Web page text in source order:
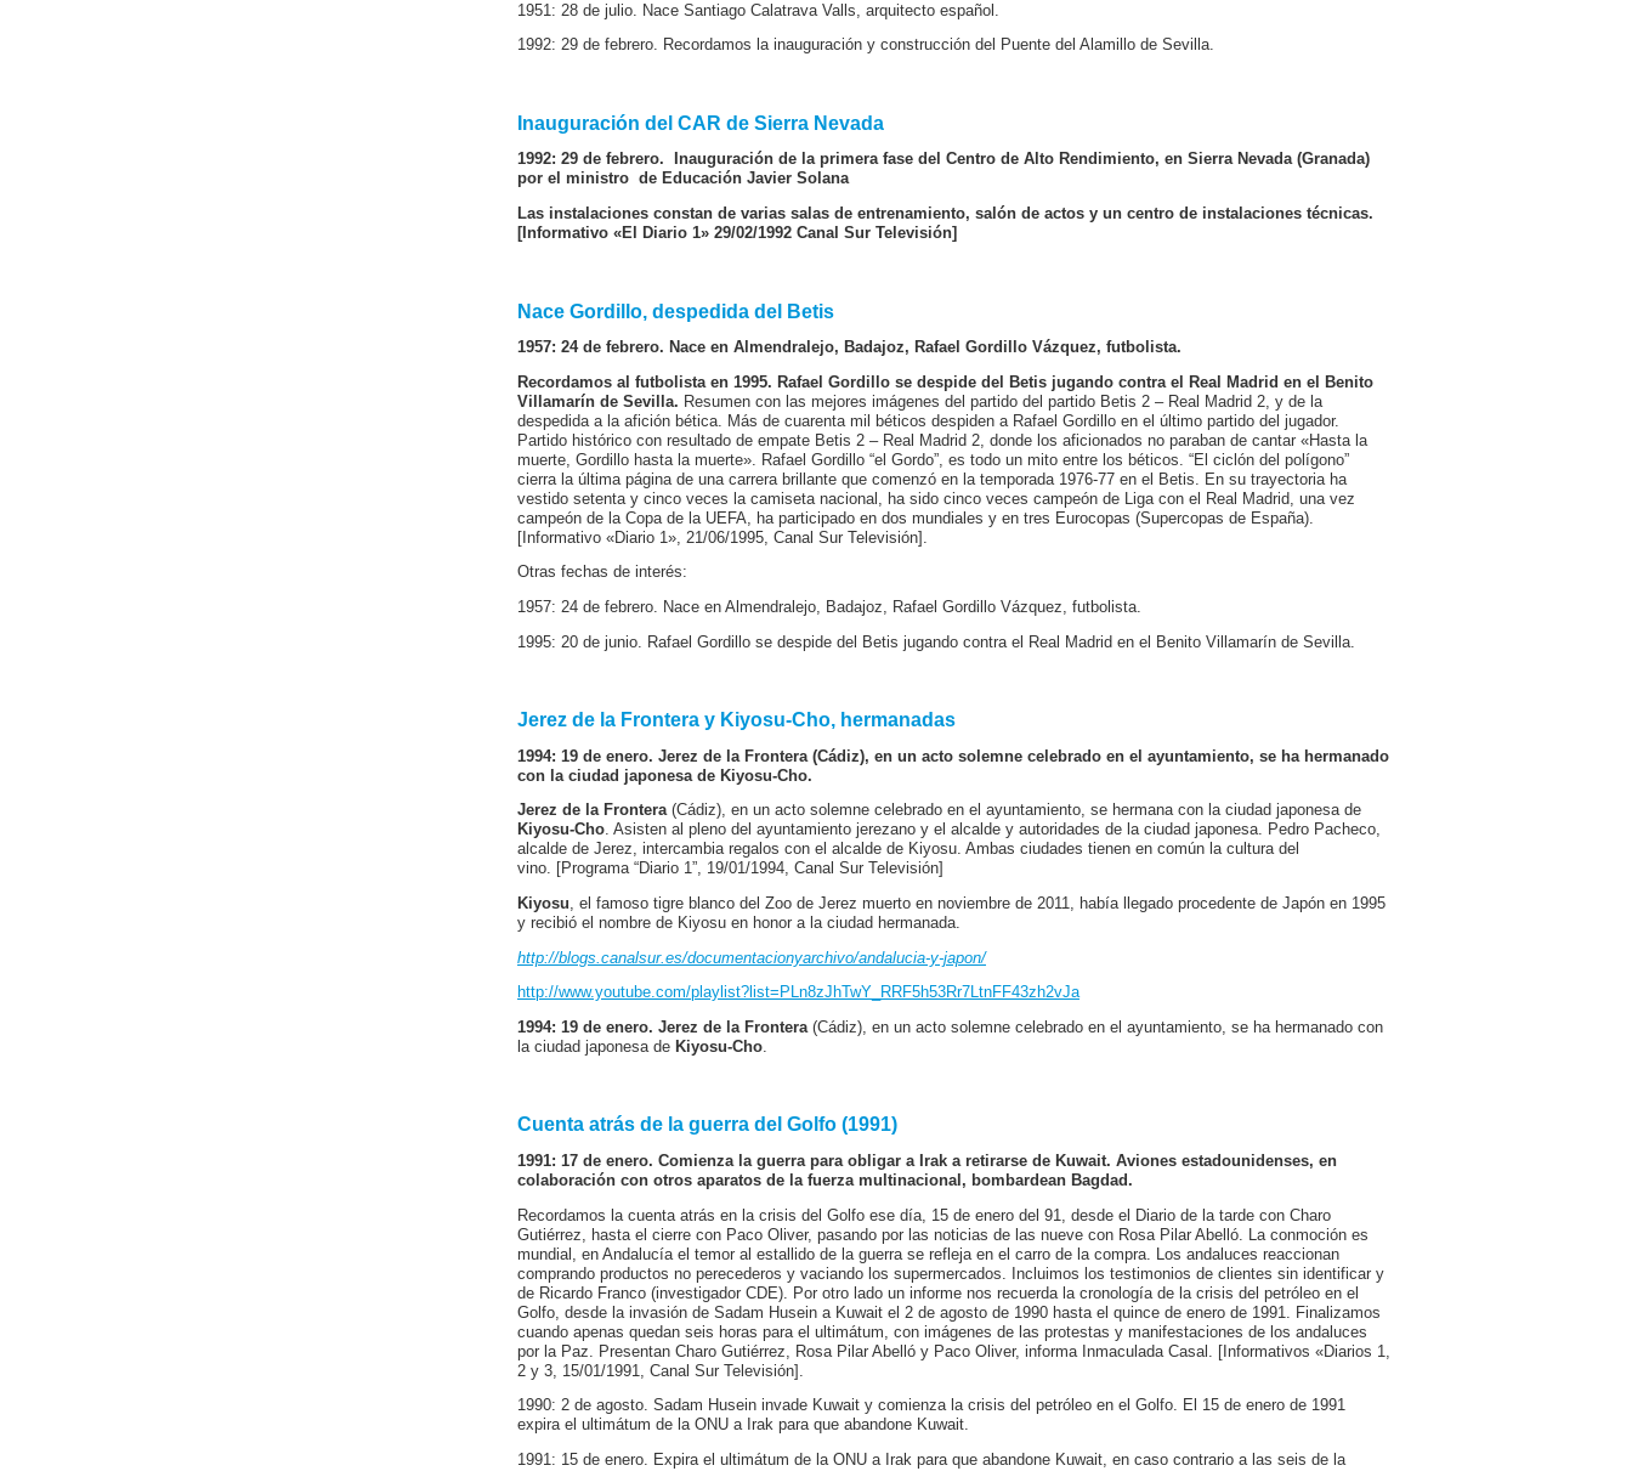
1951: 28 de julio. Nace Santiago Calatrava Valls, arquitecto español.
1992: 29 de febrero. Recordamos la inauguración y construcción del Puente del Alamillo de Sevilla.
Inauguración del CAR de Sierra Nevada
1992: 29 de febrero. Inauguración de la primera fase del Centro de Alto Rendimiento, en Sierra Nevada (Granada)
por el ministro de Educación Javier Solana
Las instalaciones constan de varias salas de entrenamiento, salón de actos y un centro de instalaciones técnicas.
[Informativo «El Diario 1» 29/02/1992 Canal Sur Televisión]
Nace Gordillo, despedida del Betis
1957: 24 de febrero. Nace en Almendralejo, Badajoz, Rafael Gordillo Vázquez, futbolista.
Recordamos al futbolista en 1995. Rafael Gordillo se despide del Betis jugando contra el Real Madrid en el Benito
Villamarín de Sevilla. Resumen con las mejores imágenes del partido del partido Betis 2 – Real Madrid 2, y de la
despedida a la afición bética. Más de cuarenta mil béticos despiden a Rafael Gordillo en el último partido del jugador.
Partido histórico con resultado de empate Betis 2 – Real Madrid 2, donde los aficionados no paraban de cantar «Hasta la
muerte, Gordillo hasta la muerte». Rafael Gordillo “el Gordo”, es todo un mito entre los béticos. “El ciclón del polígono”
cierra la última página de una carrera brillante que comenzó en la temporada 1976-77 en el Betis. En su trayectoria ha
vestido setenta y cinco veces la camiseta nacional, ha sido cinco veces campeón de Liga con el Real Madrid, una vez
campeón de la Copa de la UEFA, ha participado en dos mundiales y en tres Eurocopas (Supercopas de España).
[Informativo «Diario 1», 21/06/1995, Canal Sur Televisión].
Otras fechas de interés:
1957: 24 de febrero. Nace en Almendralejo, Badajoz, Rafael Gordillo Vázquez, futbolista.
1995: 20 de junio. Rafael Gordillo se despide del Betis jugando contra el Real Madrid en el Benito Villamarín de Sevilla.
Jerez de la Frontera y Kiyosu-Cho, hermanadas
1994: 19 de enero. Jerez de la Frontera (Cádiz), en un acto solemne celebrado en el ayuntamiento, se ha hermanado
con la ciudad japonesa de Kiyosu-Cho.
Jerez de la Frontera(Cádiz), en un acto solemne celebrado en el ayuntamiento, se hermana con la ciudad japonesa de
Kiyosu-Cho. Asisten al pleno del ayuntamiento jerezano y el alcalde y autoridades de la ciudad japonesa. Pedro Pacheco,
alcalde de Jerez, intercambia regalos con el alcalde de Kiyosu. Ambas ciudades tienen en común la cultura del
vino. [Programa “Diario 1”, 19/01/1994, Canal Sur Televisión]
Kiyosu, el famoso tigre blanco del Zoo de Jerez muerto en noviembre de 2011, había llegado procedente de Japón en 1995
y recibió el nombre de Kiyosu en honor a la ciudad hermanada.
http://blogs.canalsur.es/documentacionyarchivo/andalucia-y-japon/
http://www.youtube.com/playlist?list=PLn8zJhTwY_RRF5h53Rr7LtnFF43zh2vJa
1994: 19 de enero. Jerez de la Frontera (Cádiz), en un acto solemne celebrado en el ayuntamiento, se ha hermanado con
la ciudad japonesa de Kiyosu-Cho
Cuenta atrás de la guerra del Golfo (1991)
1991: 17 de enero. Comienza la guerra para obligar a Irak a retirarse de Kuwait. Aviones estadounidenses, en
colaboración con otros aparatos de la fuerza multinacional, bombardean Bagdad.
Recordamos la cuenta atrás en la crisis del Golfo ese día, 15 de enero del 91, desde el Diario de la tarde con Charo
Gutiérrez, hasta el cierre con Paco Oliver, pasando por las noticias de las nueve con Rosa Pilar Abelló. La conmoción es
mundial, en Andalucía el temor al estallido de la guerra se refleja en el carro de la compra. Los andaluces reaccionan
comprando productos no perecederos y vaciando los supermercados. Incluimos los testimonios de clientes sin identificar y
de Ricardo Franco (investigador CDE). Por otro lado un informe nos recuerda la cronología de la crisis del petróleo en el
Golfo, desde la invasión de Sadam Husein a Kuwait el 2 de agosto de 1990 hasta el quince de enero de 1991. Finalizamos
cuando apenas quedan seis horas para el ultimátum, con imágenes de las protestas y manifestaciones de los andaluces
por la Paz. Presentan Charo Gutiérrez, Rosa Pilar Abelló y Paco Oliver, informa Inmaculada Casal. [Informativos «Diarios 1,
2 y 3, 15/01/1991, Canal Sur Televisión].
1990: 2 de agosto. Sadam Husein invade Kuwait y comienza la crisis del petróleo en el Golfo. El 15 de enero de 1991
expira el ultimátum de la ONU a Irak para que abandone Kuwait.
1991: 15 de enero. Expira el ultimátum de la ONU a Irak para que abandone Kuwait, en caso contrario a las seis de la